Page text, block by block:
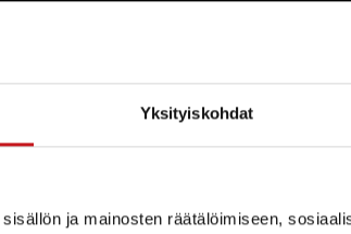
Yksityiskohdat
ja mainosten räätälöimiseen,
koskevasta
maa 3 § (926/2005)) Hakijan